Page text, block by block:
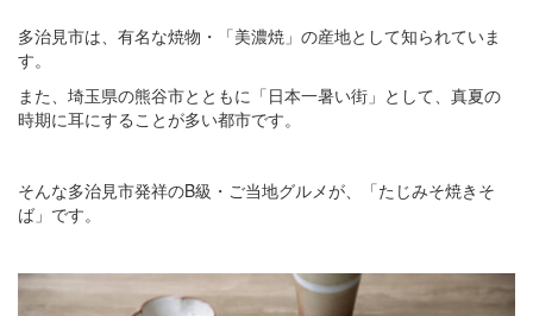
多治見市は、有名な焼物・「美濃焼」の産地として知られていま
す。
また、埼玉県の熊谷市とともに「日本一暑い街」として、真夏の
時期に耳にすることが多い都市です。
そんな多治見市発祥のB級・ご当地グルメが、「たじみそ焼きそ
ば」です。